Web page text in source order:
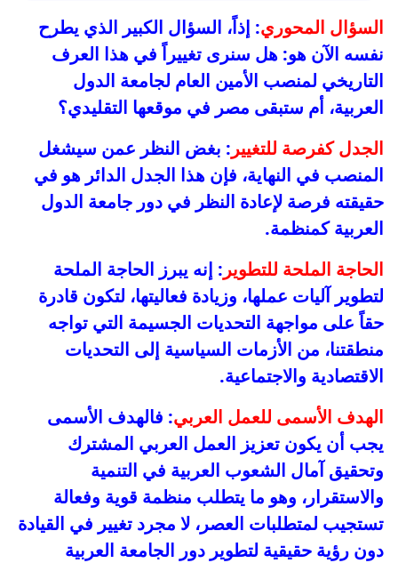
السؤال المحوري: إذاً، السؤال الكبير الذي يطرح
نفسه الآن هو: هل سنرى تغييراً في هذا العرف
التاريخي لمنصب الأمين العام لجامعة الدول
العربية، أم ستبقى مصر في موقعها التقليدي؟
الجدل كفرصة للتغيير : بغض النظر عمن سيشغل
المنصب في النهاية، فإن هذا الجدل الدائر هو في
حقيقته فرصة لإعادة النظر في دور جامعة الدول
العربية كمنظمة.
الحاجة الملحة للتطوير : إنه يبرز الحاجة الملحة
لتطوير آليات عملها، وزيادة فعاليتها، لتكون قادرة
حقاً على مواجهة التحديات الجسيمة التي تواجه
منطقتنا، من الأزمات السياسية إلى التحديات
الاقتصادية والاجتماعية.
الهدف الأسمى للعمل العربي: فالهدف الأسمى
يجب أن يكون تعزيز العمل العربي المشترك
وتحقيق آمال الشعوب العربية في التنمية
والاستقرار، وهو ما يتطلب منظمة قوية وفعالة
تستجيب لمتطلبات العصر، لا مجرد تغيير في القيادة
دون رؤية حقيقية لتطوير دور الجامعة العربية